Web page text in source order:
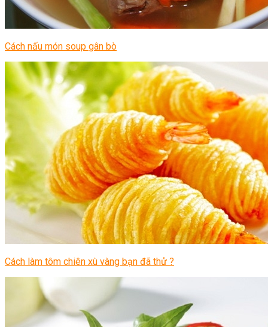
Cách nấu món soup gân bò
Cách làm tôm chiên xù vàng bạn đã thử ?